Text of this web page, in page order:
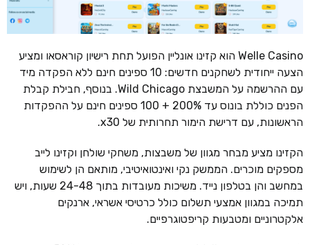
Welle Casino הוא קזינו אונליין הפועל תחת רישיון קוראסאו ומציע
הצעה ייחודית לשחקנים חדשים: 10 ספינים חינם ללא הפקדה מיד
עם ההרשמה על המשבצת Wild Chicago. בנוסף, חבילת קבלת
הפנים כוללת בונוס עד 200% + 100 ספינים חינם על ההפקדות
הראשונות, עם דרישת הימור תחרותית של x30.
הקזינו מציע מבחר מגוון של משבצות, משחקי שולחן וקזינו לייב
מספקים מוכרים. הממשק נקי ואינטואיטיבי, מותאם הן לשימוש
במחשב והן בטלפון נייד. משיכות מעובדות בתוך 24-48 שעות, ויש
תמיכה במגוון אמצעי תשלום כולל כרטיסי אשראי, ארנקים
אלקטרוניים ומטבעות קריפטוגרפיים.